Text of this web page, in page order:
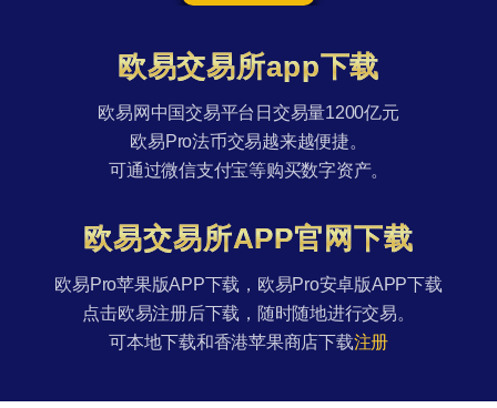
欧易交易所app下载
欧易网中国交易平台日交易量1200亿元
欧易Pro法币交易越来越便捷。
可通过微信支付宝等购买数字资产。
欧易交易所APP官网下载
欧易Pro苹果版APP下载，欧易Pro安卓版APP下载
点击欧易注册后下载，随时随地进行交易。
可本地下载和香港苹果商店下载注册